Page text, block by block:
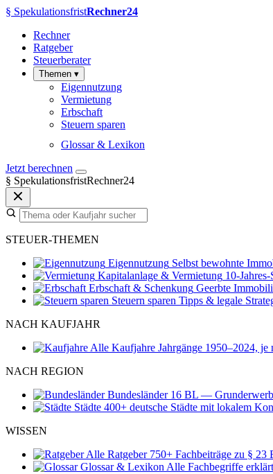
§ SpekulationsfristRechner24
Rechner
Ratgeber
Steuerberater
Themen ▾
Eigennutzung
Vermietung
Erbschaft
Steuern sparen
Glossar & Lexikon
Jetzt berechnen
§ SpekulationsfristRechner24
STEUER-THEMEN
Eigennutzung Selbst bewohnte
Kapitalanlage & Vermietung 10-
Erbschaft & Schenkung Geerbte
Steuern sparen Tipps & legale
NACH KAUFJAHR
Alle Kaufjahre Jahrgänge 1950–2024, je
NACH REGION
Bundesländer 16 BL —
Städte 400+ deutsche Städte mit lokalem
WISSEN
Alle Ratgeber 750+ Fachbeiträge zu § 23
Glossar & Lexikon Alle Fachbegriffe erklärt